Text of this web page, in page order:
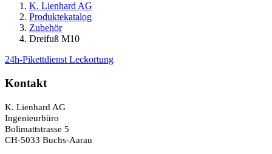
K. Lienhard AG
Produktekatalog
Zubehör
Dreifuß M10
24h-Pikettdienst Leckortung
Kontakt
K. Lienhard AG
Ingenieurbüro
Bolimattstrasse 5
CH-5033 Buchs-Aarau